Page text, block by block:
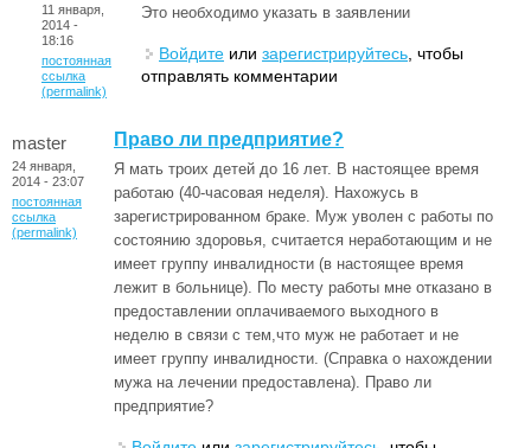
11 января,
2014 -
18:16
постоянная
ссылка
(permalink)
Это необходимо указать в заявлении
Войдите или зарегистрируйтесь , чтобы
отправлять комментарии
master
24 января,
2014 - 23:07
постоянная
ссылка
(permalink)
Право ли предприятие?
Я мать троих детей до 16 лет. В настоящее время
работаю (40-часовая неделя). Нахожусь в
зарегистрированном браке. Муж уволен с работы по
состоянию здоровья, считается неработающим и не
имеет группу инвалидности (в настоящее время
лежит в больнице). По месту работы мне отказано в
предоставлении оплачиваемого выходного в
неделю в связи с тем,что муж не работает и не
имеет группу инвалидности. (Справка о нахождении
мужа на лечении предоставлена). Право ли
предприятие?